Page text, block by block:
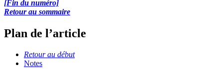
[Fin du numéro]
Retour au sommaire
Plan de l’article
Retour au début
Notes